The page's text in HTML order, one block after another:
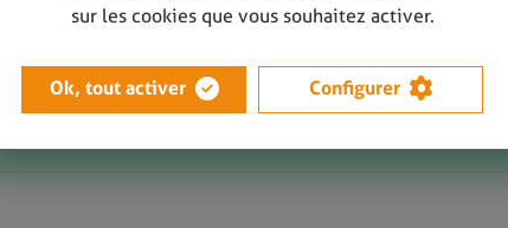
sur les cookies que vous souhaitez activer.
Ok, tout activer Configurer